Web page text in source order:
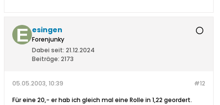
esingen
Forenjunky
Dabei seit: 21.12.2024
Beiträge: 2173
#12
05.05.2003, 10:39
Für eine 20,- er hab ich gleich mal eine Rolle in 1,22 geordert.